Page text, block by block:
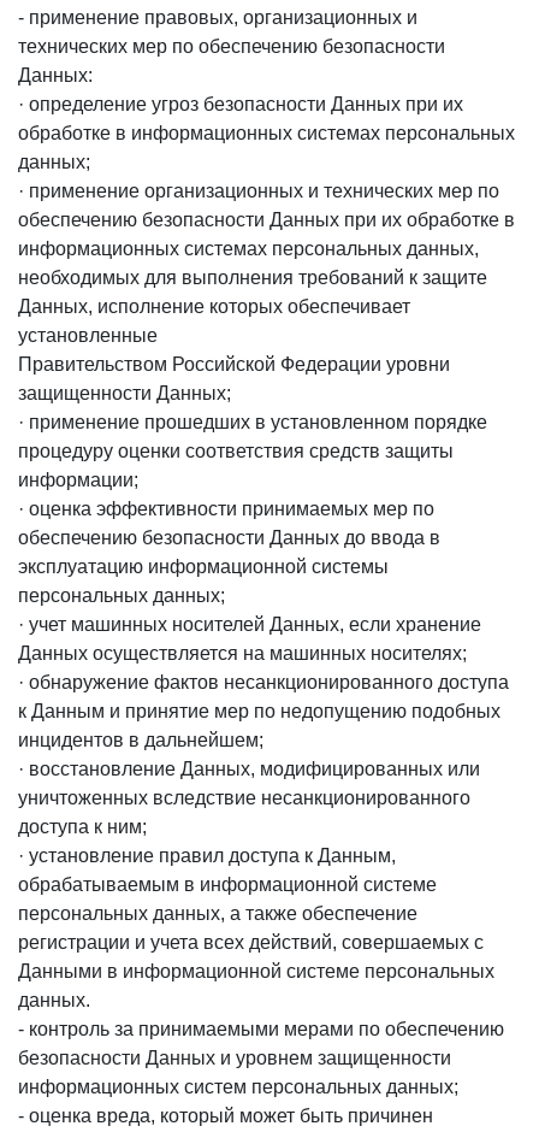
- применение правовых, организационных и
технических мер по обеспечению безопасности
Данных:
· определение угроз безопасности Данных при их
обработке в информационных системах персональных
данных;
· применение организационных и технических мер по
обеспечению безопасности Данных при их обработке в
информационных системах персональных данных,
необходимых для выполнения требований к защите
Данных, исполнение которых обеспечивает
установленные
Правительством Российской Федерации уровни
защищенности Данных;
· применение прошедших в установленном порядке
процедуру оценки соответствия средств защиты
информации;
· оценка эффективности принимаемых мер по
обеспечению безопасности Данных до ввода в
эксплуатацию информационной системы
персональных данных;
· учет машинных носителей Данных, если хранение
Данных осуществляется на машинных носителях;
· обнаружение фактов несанкционированного доступа
к Данным и принятие мер по недопущению подобных
инцидентов в дальнейшем;
· восстановление Данных, модифицированных или
уничтоженных вследствие несанкционированного
доступа к ним;
· установление правил доступа к Данным,
обрабатываемым в информационной системе
персональных данных, а также обеспечение
регистрации и учета всех действий, совершаемых с
Данными в информационной системе персональных
данных.
- контроль за принимаемыми мерами по обеспечению
безопасности Данных и уровнем защищенности
информационных систем персональных данных;
- оценка вреда, который может быть причинен